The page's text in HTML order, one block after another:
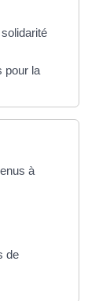
pour la
à
de